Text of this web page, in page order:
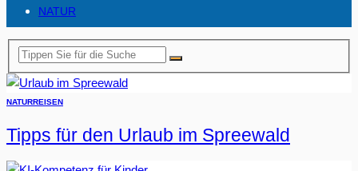
NATUR
NATURREISEN
Tipps für den Urlaub im Spreewald